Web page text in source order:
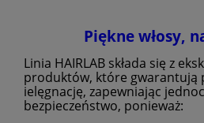
Piękne włosy,
Linia HAIRLAB składa się z
produktów, które gwarantują
ielęgnację, zapewniając
bezpieczeństwo, ponieważ: